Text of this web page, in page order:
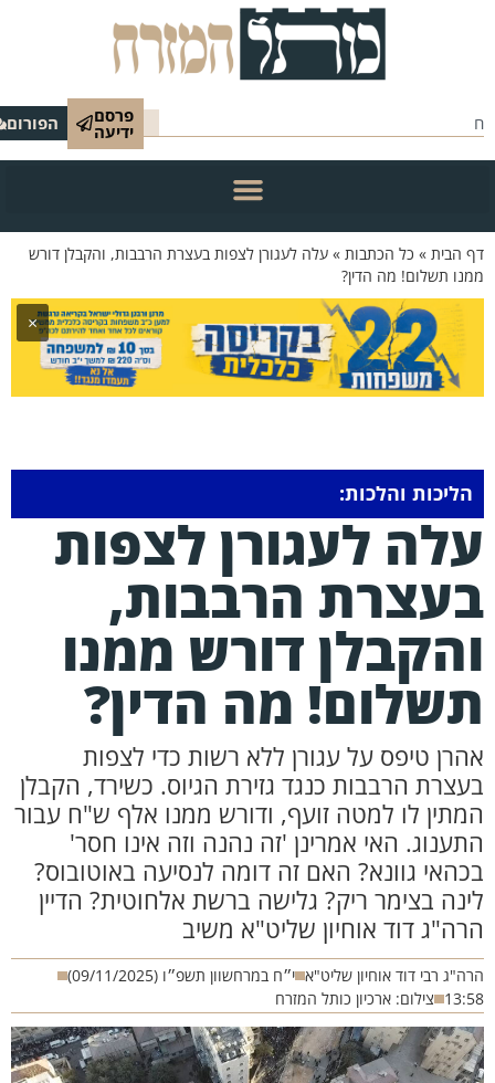
פרסם
ידיעה הפורום
הבית»כל הכתבות»עלה לעגורן לצפות בעצרת הרבבות, והקבלן דורש
תשלום! מה הדין?
×
הליכות והלכות:
לעגורן לצפות
הרבבות,
דורש ממנו
מה הדין?
טיפס על עגורן ללא רשות כדי לצפות
הרבבות כנגד גזירת הגיוס. כשירד, הקבלן
לו למטה זועף, ודורש ממנו אלף ש"ח עבור
האי אמרינן 'זה נהנה וזה אינו חסר'
גוונא? האם זה דומה לנסיעה באוטובוס?
בצימר ריק? גלישה ברשת אלחוטית? הדיין
דוד אוחיון שליט"א משיב
רבי דוד אוחיון שליט"א י״ח במרחשוון תשפ״ו (09/11/2025)
צילום: ארכיון כותל המזרח